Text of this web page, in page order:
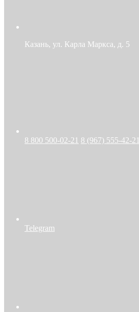
Казань, ул. Карла Маркса, д. 5
8 800 500-02-21 8 (967) 555-42-21
Telegram